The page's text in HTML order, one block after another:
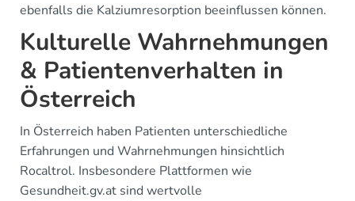
ebenfalls die Kalziumresorption beeinflussen können.
Kulturelle Wahrnehmungen
& Patientenverhalten in
Österreich
In Österreich haben Patienten unterschiedliche
Erfahrungen und Wahrnehmungen hinsichtlich
Rocaltrol. Insbesondere Plattformen wie
Gesundheit.gv.at sind wertvolle